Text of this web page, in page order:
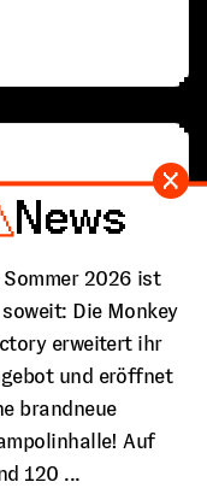
News
Sommer 2026 ist
soweit: Die Monkey
erweitert ihr
und eröffnet
brandneue
Auf
120 ...